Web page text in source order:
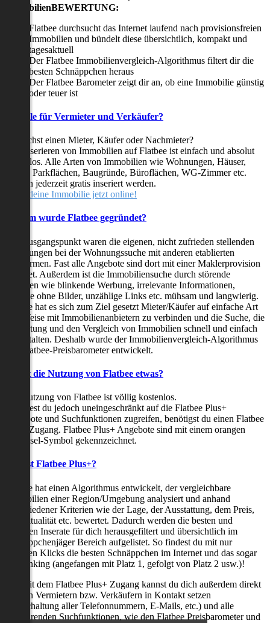
ImmobilienBEWERTUNG:
Flatbee durchsucht das Internet laufend nach provisionsfreien
Immobilien und bündelt diese übersichtlich, kompakt und
tagesaktuell
Der Flatbee Immobilienvergleich-Algorithmus filtert dir die
besten Schnäppchen heraus
Der Flatbee Barometer zeigt dir an, ob eine Immobilie günstig
oder teuer ist
Vorteile für Vermieter und Verkäufer?
Du suchst einen Mieter, Käufer oder Nachmieter?
Das Inserieren von Immobilien auf Flatbee ist einfach und absolut
kostenlos. Alle Arten von Immobilien wie Wohnungen, Häuser,
Villen, Parkflächen, Baugründe, Büroflächen, WG-Zimmer etc.
können jederzeit gratis inseriert werden.
Stelle deine Immobilie jetzt online!
Warum wurde Flatbee gegründet?
Der Ausgangspunkt waren die eigenen, nicht zufrieden stellenden
Erfahrungen bei der Wohnungssuche mit anderen etablierten
Plattformen. Fast alle Angebote sind dort mit einer Maklerprovision
behaftet. Außerdem ist die Immobiliensuche durch störende
Faktoren wie blinkende Werbung, irrelevante Informationen,
Inserate ohne Bilder, unzählige Links etc. mühsam und langwierig.
Flatbee hat es sich zum Ziel gesetzt Mieter/Käufer auf einfache Art
und Weise mit Immobilienanbietern zu verbinden und die Suche, die
Bewertung und den Vergleich von Immobilien schnell und einfach
zu gestalten. Deshalb wurde der Immobilienvergleich-Algorithmus
und Flatbee-Preisbarometer entwickelt.
Kostet die Nutzung von Flatbee etwas?
Die Nutzung von Flatbee ist völlig kostenlos.
Möchtest du jedoch uneingeschränkt auf die Flatbee Plus+
Angebote und Suchfunktionen zugreifen, benötigst du einen Flatbee
Plus+ Zugang. Flatbee Plus+ Angebote sind mit einem orangen
Schlüssel-Symbol gekennzeichnet.
Was ist Flatbee Plus+?
Flatbee hat einen Algorithmus entwickelt, der vergleichbare
Immobilien einer Region/Umgebung analysiert und anhand
verschiedener Kriterien wie der Lage, der Ausstattung, dem Preis,
der Aktualität etc. bewertet. Dadurch werden die besten und
neuesten Inserate für dich herausgefiltert und übersichtlich im
Schnäppchenjäger Bereich aufgelistet. So findest du mit nur
wenigen Klicks die besten Schnäppchen im Internet und das sogar
als Ranking (angefangen mit Platz 1, gefolgt von Platz 2 usw.)!
Nur mit dem Flatbee Plus+ Zugang kannst du dich außerdem direkt
mit den Vermietern bzw. Verkäufern in Kontakt setzen
(Freischaltung aller Telefonnummern, E-Mails, etc.) und alle
zeitsparenden Suchfunktionen, wie den Flatbee Preisbarometer und